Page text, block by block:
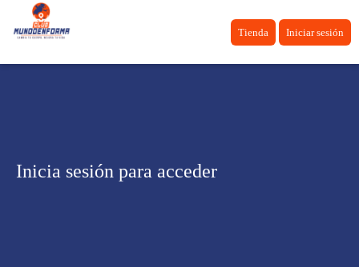
Tienda Iniciar sesión
Inicia sesión para acceder